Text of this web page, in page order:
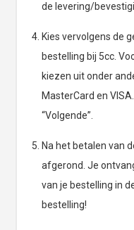
de levering/
Kies vervolgens de
bestelling bij 5cc.
kiezen uit onder
MasterCard en
“Volgende”.
Na het betalen van
afgerond. Je
van je bestelling in
bestelling!